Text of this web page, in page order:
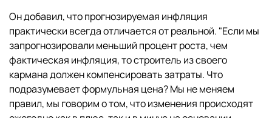
Он добавил, что прогнозируемая инфляция
практически всегда отличается от реальной. "Если мы
запрогнозировали меньший процент роста, чем
фактическая инфляция, то строитель из своего
кармана должен компенсировать затраты. Что
подразумевает формульная цена? Мы не меняем
правил, мы говорим о том, что изменения происходят